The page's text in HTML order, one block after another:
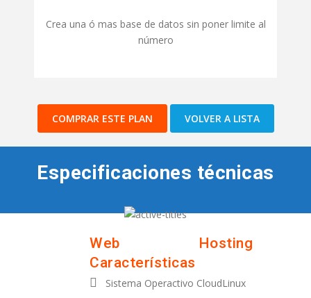
Crea una ó mas base de datos sin poner limite al
número
COMPRAR ESTE PLAN VOLVER A LISTA
Especificaciones técnicas
Web Hosting
Características
Sistema Operactivo CloudLinux